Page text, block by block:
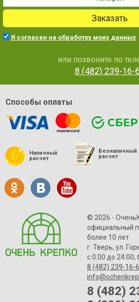
Заказать
Я согласен на обработку моих данных
или позвоните по
8 (482) 239-16-
Способы оплаты
Наличный
расчет
Безналичный
расчет
© 2026 -
официальный
более 10 лет
г. Тверь, ул.
с 0:00 до
8 (482) 239-16-
8 (482)